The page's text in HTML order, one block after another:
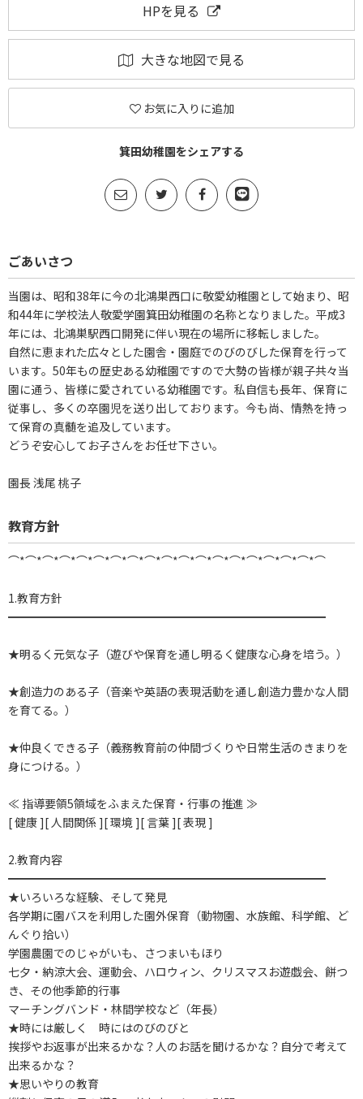
HPを見る
大きな地図で見る
お気に入りに追加
箕田幼稚園をシェアする
ごあいさつ
当園は、昭和38年に今の北鴻巣西口に敬愛幼稚園として始まり、昭
和44年に学校法人敬愛学園箕田幼稚園の名称となりました。平成3
年には、北鴻巣駅西口開発に伴い現在の場所に移転しました。
自然に恵まれた広々とした園舎・園庭でのびのびした保育を行って
います。50年もの歴史ある幼稚園ですので大勢の皆様が親子共々当
園に通う、皆様に愛されている幼稚園です。私自信も長年、保育に
従事し、多くの卒園児を送り出しております。今も尚、情熱を持っ
て保育の真髄を追及しています。
どうぞ安心してお子さんをお任せ下さい。
園長 浅尾 桃子
教育方針
⌒*⌒*⌒*⌒*⌒*⌒*⌒*⌒*⌒*⌒*⌒*⌒*⌒*⌒*⌒*⌒*⌒*⌒*⌒
1.教育方針
━━━━━━━━━━━━━━━━━━━━━━━━━━━━
★明るく元気な子（遊びや保育を通し明るく健康な心身を培う。）
★創造力のある子（音楽や英語の表現活動を通し創造力豊かな人間
を育てる。）
★仲良くできる子（義務教育前の仲間づくりや日常生活のきまりを
身につける。）
≪ 指導要領5領域をふまえた保育・行事の推進 ≫
[ 健康 ][ 人間関係 ][ 環境 ][ 言葉 ][ 表現 ]
2.教育内容
━━━━━━━━━━━━━━━━━━━━━━━━━━━━
★いろいろな経験、そして発見
各学期に園バスを利用した園外保育（動物園、水族館、科学館、ど
んぐり拾い）
学園農園でのじゃがいも、さつまいもほり
七夕・納涼大会、運動会、ハロウィン、クリスマスお遊戯会、餅つ
き、その他季節的行事
マーチングバンド・林間学校など（年長）
★時には厳しく 時にはのびのびと
挨拶やお返事が出来るかな？人のお話を聞けるかな？自分で考えて
出来るかな？
★思いやりの教育